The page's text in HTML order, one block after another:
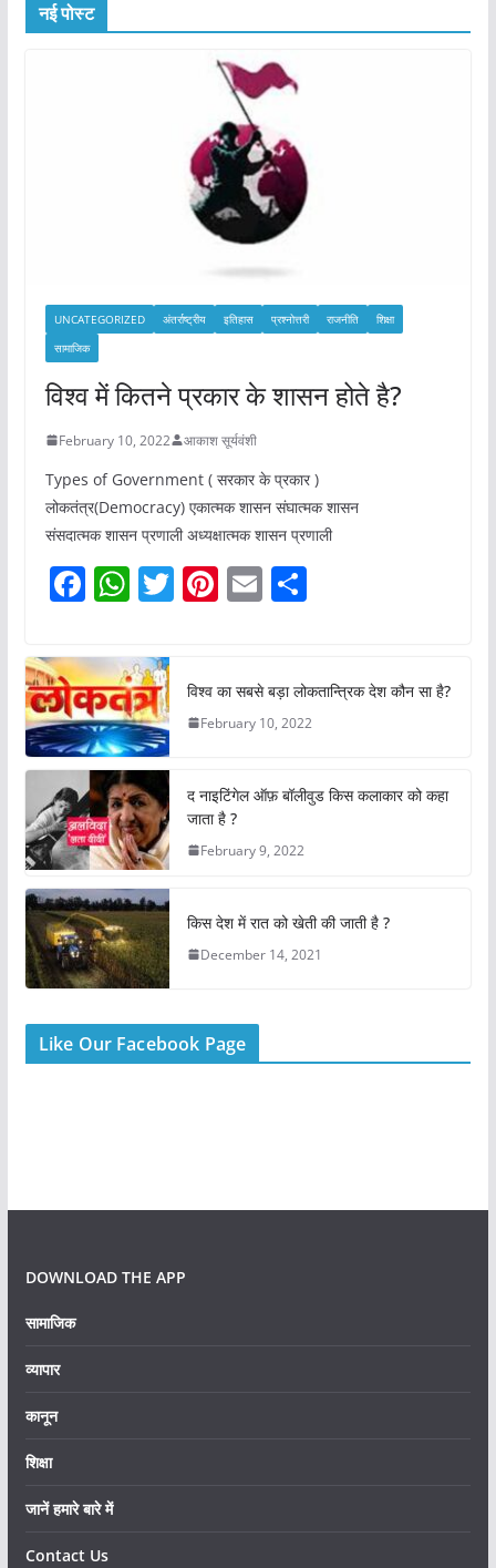
नई पोस्ट
UNCATEGORIZED अंतर्राष्ट्रीय इतिहास प्रश्नोत्तरी राजनीति
शिक्षा
सामाजिक
विश्व में कितने प्रकार के शासन होते है?
February 10, 2022 आकाश सूर्यवंशी
Types of Government ( सरकार के प्रकार )
लोकतंत्र(Democracy) एकात्मक शासन संघात्मक शासन
संसदात्मक शासन प्रणाली अध्यक्षात्मक शासन प्रणाली
F
c
e
b
o
o
k
W
at
s
A
p
p
T
er
Pi
e
st
E
l
S
e
विश्व का सबसे बड़ा लोकतान्त्रिक देश कौन सा है?
February 10, 2022
द नाइटिंगेल ऑफ़ बॉलीवुड किस कलाकार को कहा
जाता है ?
February 9, 2022
किस देश में रात को खेती की जाती है ?
December 14, 2021
Like Our Facebook Page
DOWNLOAD THE APP
सामाजिक
व्यापार
कानून
शिक्षा
जानें हमारे बारे में
Contact Us